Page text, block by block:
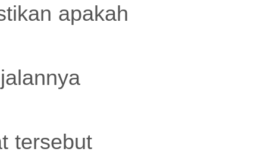
apakah
tersebut